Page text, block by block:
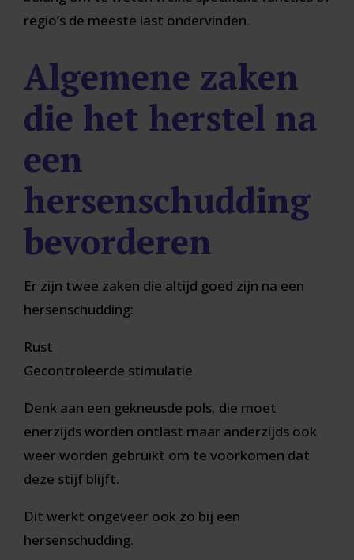
regio’s de meeste last ondervinden.
Algemene zaken
die het herstel na
een
hersenschudding
bevorderen
Er zijn twee zaken die altijd goed zijn na een
hersenschudding:
Rust
Gecontroleerde stimulatie
Denk aan een gekneusde pols, die moet
enerzijds worden ontlast maar anderzijds ook
weer worden gebruikt om te voorkomen dat
deze stijf blijft.
Dit werkt ongeveer ook zo bij een
hersenschudding.